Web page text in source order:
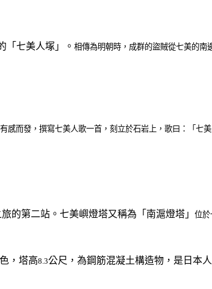
「七美人塚」。 相傳為明朝時，成群的盜賊從七美的南
感而發，撰寫七美人歌一首，刻立於石岩上，歌曰：「七
的第二站。七美嶼燈塔又稱為「南滬燈塔」 位於
，塔高8.3公尺，為鋼筋混凝土構造物，是日本